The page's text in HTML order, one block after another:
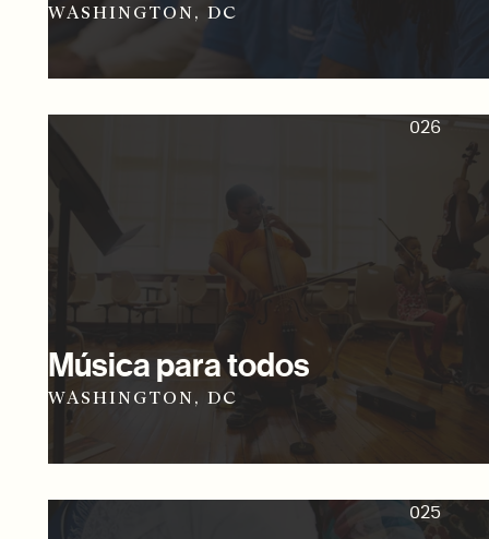
WASHINGTON, DC
026
Música para todos
WASHINGTON, DC
025